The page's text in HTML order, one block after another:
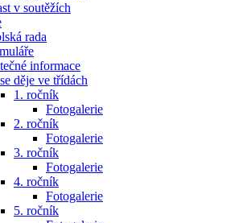
v soutěžích
rada
informace
děje ve třídách
1. ročník
Fotogalerie
2. ročník
Fotogalerie
3. ročník
Fotogalerie
4. ročník
Fotogalerie
5. ročník